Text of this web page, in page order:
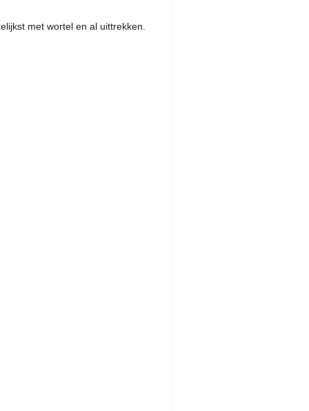
met wortel en al uittrekken.